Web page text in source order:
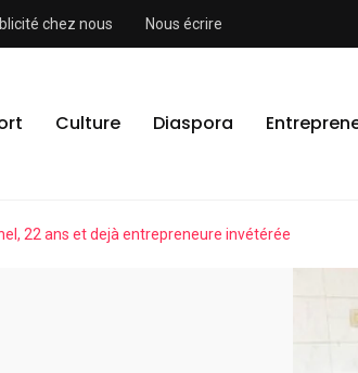
chez nous Nous écrire
Culture Diaspora
22 ans et dejà entrepreneure invétérée